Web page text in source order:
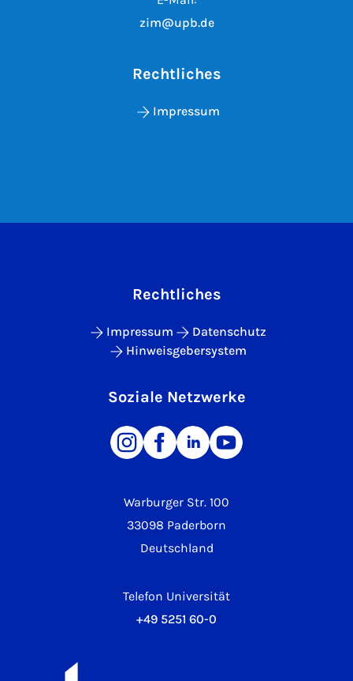
zim@upb.de
Rechtliches
Impressum
Warburger Str. 100
33098 Paderborn
Deutschland
Telefon Universität
+49 5251 60-0
Rechtliches
Impressum
Datenschutz
Hinweisgebersystem
Soziale Netzwerke